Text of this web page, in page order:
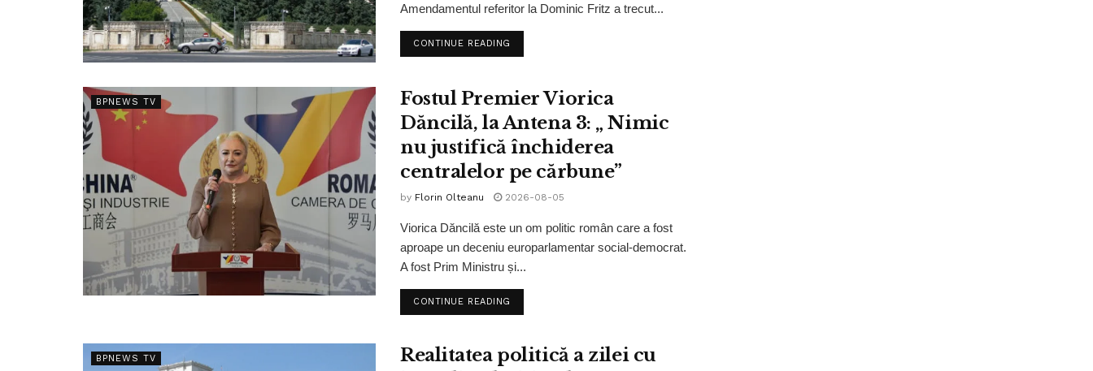
Amendamentul referitor la Dominic Fritz a trecut...
CONTINUE READING
BPNEWS TV
Fostul Premier Viorica
Dăncilă, la Antena 3: „ Nimic
nu justifică închiderea
centralelor pe cărbune”
by Florin Olteanu 2026-08-05
Viorica Dăncilă este un om politic român care a fost
aproape un deceniu europarlamentar social-democrat.
A fost Prim Ministru și...
CONTINUE READING
BPNEWS TV
Realitatea politică a zilei cu